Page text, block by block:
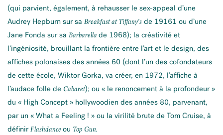
(qui parvient, également, à rehausser le sex-appeal d’une
Audrey Hepburn sur sa Breakfast at Tiffany’s de 19161 ou d’une
Jane Fonda sur sa Barbarella de 1968); la créativité et
l’ingéniosité, brouillant la frontière entre l’art et le design, des
affiches polonaises des années 60 (dont l’un des cofondateurs
de cette école, Wiktor Gorka, va créer, en 1972, l’affiche à
l’audace folle de Cabaret); ou « le renoncement à la profondeur »
du « High Concept » hollywoodien des années 80, parvenant,
par un « What a Feeling ! » ou la virilité brute de Tom Cruise, à
définirFlashdanceou Top Gun.